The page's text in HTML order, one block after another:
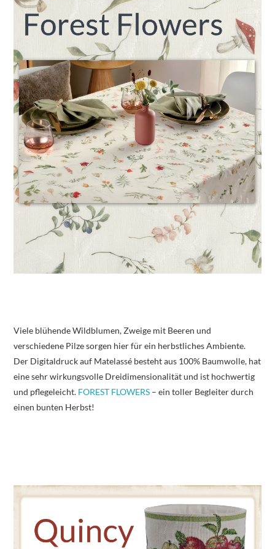
Viele blühende Wildblumen, Zweige mit Beeren und
verschiedene Pilze sorgen hier für ein herbstliches Ambiente.
Der Digitaldruck auf Matelassé besteht aus 100% Baumwolle, hat
eine sehr wirkungsvolle Dreidimensionalität und ist hochwertig
und pflegeleicht. FOREST FLOWERS – ein toller Begleiter durch
einen bunten Herbst!